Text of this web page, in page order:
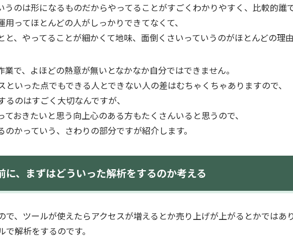
うのは形になるものだからやってることがすごくわかりやすく、比較的誰
ってほとんどの人がしっかりできてなくて、
、やってることが細かくて地味、面倒くさいっていうのがほとんどの理由
で、よほどの熱意が無いとなかなか自分ではできません。
といった点でもできる人とできない人の差はむちゃくちゃありますので、
のはすごく大切なんですが、
おきたいと思う向上心のある方もたくさんいると思うので、
かっていう、さわりの部分ですが紹介します。
に、まずはどういった解析をするのか考える
で、ツールが使えたらアクセスが増えるとか売り上げが上がるとかではあ
解析をするのです。